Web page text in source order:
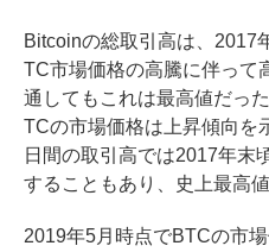
Bitcoinの総取引高は、2017
TC市場価格の高騰に伴って
通してもこれは最高値だっ
TCの市場価格は上昇傾向を
日間の取引高では2017年末
することもあり、史上最高
2019年5月時点でBTCの市